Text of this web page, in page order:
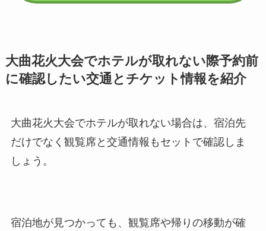
大曲花火大会でホテルが取れない際予約前
に確認したい交通とチケット情報を紹介
大曲花火大会でホテルが取れない場合は、宿泊先
だけでなく観覧席と交通情報もセットで確認しま
しょう。
宿泊地が見つかっても、観覧席や帰りの移動が確